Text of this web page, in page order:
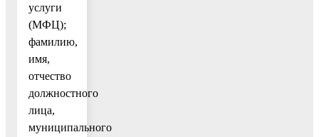
услуги
(МФЦ);
фамилию,
имя,
отчество
должностного
лица,
муниципального